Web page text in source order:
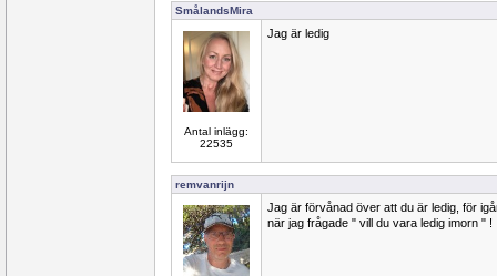
SmålandsMira
Antal inlägg:
22535
Jag är ledig
remvanrijn
Jag är förvånad över att du är ledig, för
när jag frågade " vill du vara ledig imorn " !